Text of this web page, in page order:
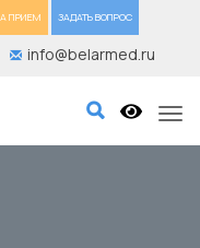
ПРИЕМ ЗАДАТЬ ВОПРОС
info@belarmed.ru